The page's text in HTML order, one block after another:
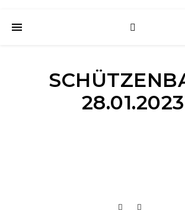
28.01.2023